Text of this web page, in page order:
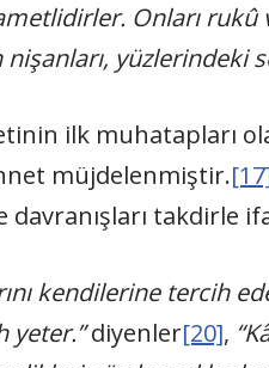
Onları
nişanları, yüzlerindeki
ilk muhatapları
müjdelenmiştir.
takdirle
kendilerine tercih
yeter.”diyenler[20],